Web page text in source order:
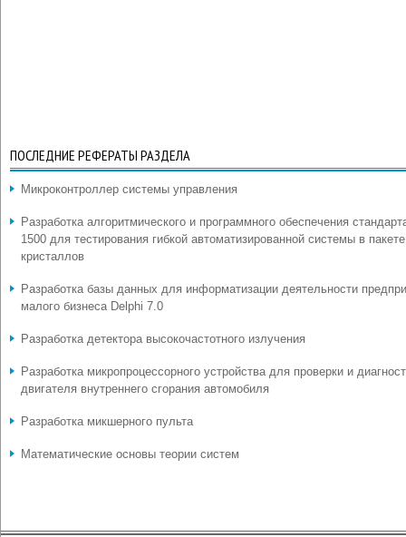
ПОСЛЕДНИЕ РЕФЕРАТЫ РАЗДЕЛА
Микроконтроллер системы управления
Разработка алгоритмического и программного обеспечения
1500 для тестирования гибкой автоматизированной системы в пакете
кристаллов
Разработка базы данных для информатизации деятельности
малого бизнеса Delphi 7.0
Разработка детектора высокочастотного излучения
Разработка микропроцессорного устройства для проверки и
двигателя внутреннего сгорания автомобиля
Разработка микшерного пульта
Математические основы теории систем